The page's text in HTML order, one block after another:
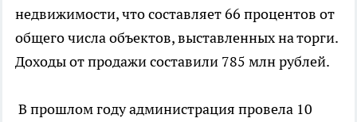
недвижимости, что составляет 66 процентов от
общего числа объектов, выставленных на торги.
Доходы от продажи составили 785 млн рублей.
В прошлом году администрация провела 10